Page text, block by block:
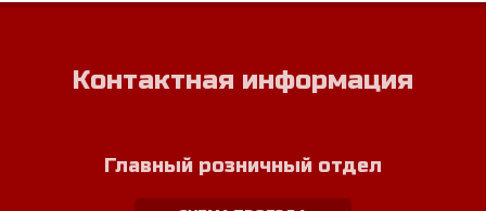
Контактная информация
Главный розничный отдел